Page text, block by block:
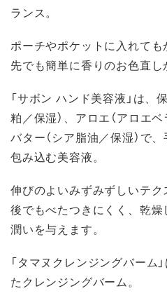
ランス。
ポーチやポケットに入れて
先でも簡単に香りのお色直し
「サボン ハンド美容液」は、
粕／保湿）、アロエ（アロエ
バター（シア脂油／保湿）で
包み込む美容液。
伸びのよいみずみずしいテ
後でもべたつきにくく、乾
潤いを与えます。
「タマヌクレンジングバーム
たクレンジングバーム。